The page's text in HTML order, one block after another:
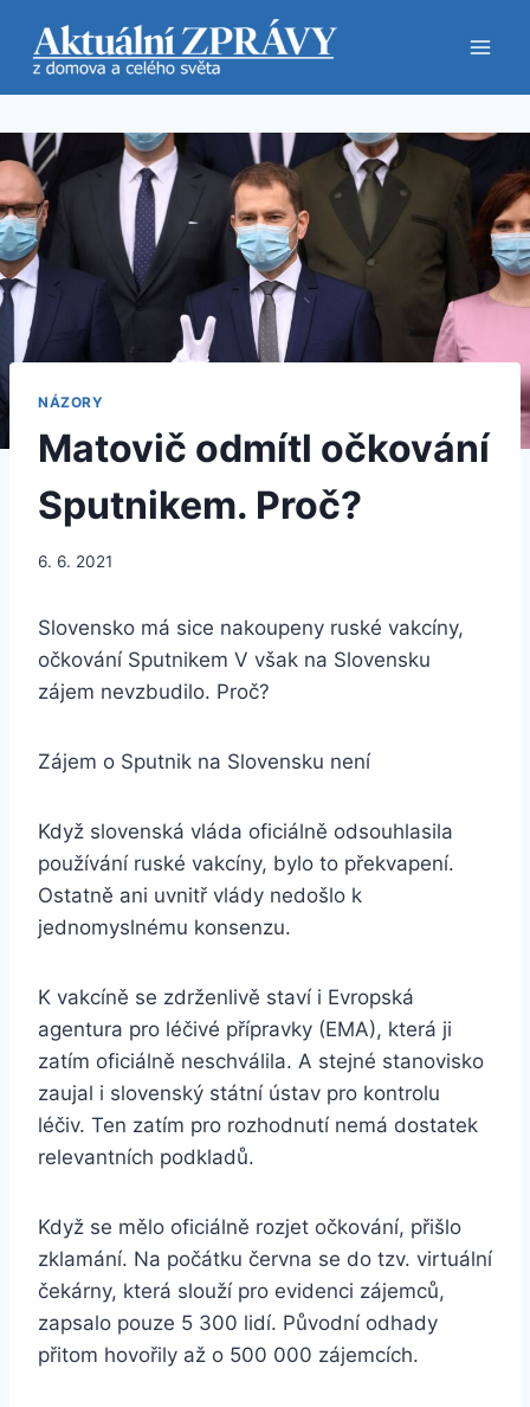
obsah
NÁZORY
Matovič odmítl očkování
Sputnikem. Proč?
6. 6. 2021
Slovensko má sice nakoupeny ruské vakcíny,
očkování Sputnikem V však na Slovensku
zájem nevzbudilo. Proč?
Zájem o Sputnik na Slovensku není
Když slovenská vláda oficiálně odsouhlasila
používání ruské vakcíny, bylo to překvapení.
Ostatně ani uvnitř vlády nedošlo k
jednomyslnému konsenzu.
K vakcíně se zdrženlivě staví i Evropská
agentura pro léčivé přípravky (EMA), která ji
zatím oficiálně neschválila. A stejné stanovisko
zaujal i slovenský státní ústav pro kontrolu
léčiv. Ten zatím pro rozhodnutí nemá dostatek
relevantních podkladů.
Když se mělo oficiálně rozjet očkování, přišlo
zklamání. Na počátku června se do tzv. virtuální
čekárny, která slouží pro evidenci zájemců,
zapsalo pouze 5 300 lidí. Původní odhady
přitom hovořily až o 500 000 zájemcích.